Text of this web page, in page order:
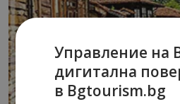
Управление на
дигитална
в Bgtourism.bg